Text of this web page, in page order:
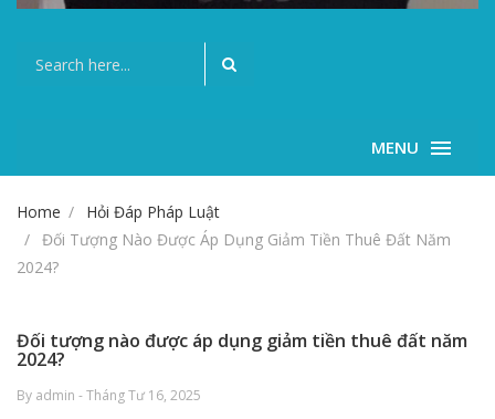
MENU
Home
Hỏi Đáp Pháp Luật
Đối Tượng Nào Được Áp Dụng Giảm Tiền Thuê Đất Năm
2024?
Đối tượng nào được áp dụng giảm tiền thuê đất năm
2024?
By admin - Tháng Tư 16, 2025